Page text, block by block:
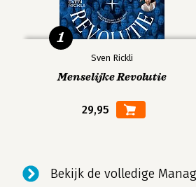
Sven Rickli
Menselijke Revolutie
29,95
1
Bekijk de volledige